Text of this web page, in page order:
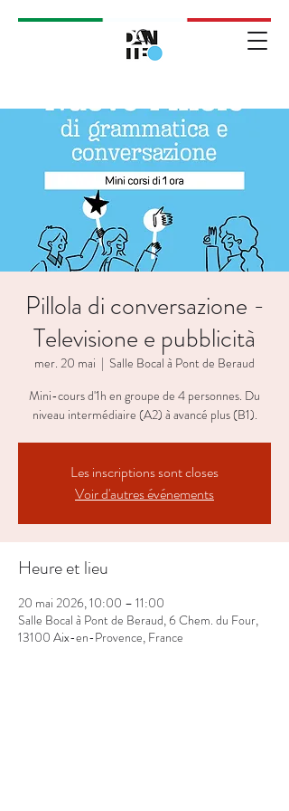
Pillola di conversazione -
Televisione e pubblicità
mer. 20 mai
  |
Salle Bocal à Pont de Beraud
Mini-cours d'1h en groupe de 4 personnes. Du
niveau intermédiaire (A2) à avancé plus (B1).
Les inscriptions sont closes
Voir d'autres événements
Heure et lieu
20 mai 2026, 10:00 – 11:00
Salle Bocal à Pont de Beraud, 6 Chem. du Four,
13100 Aix-en-Provence, France